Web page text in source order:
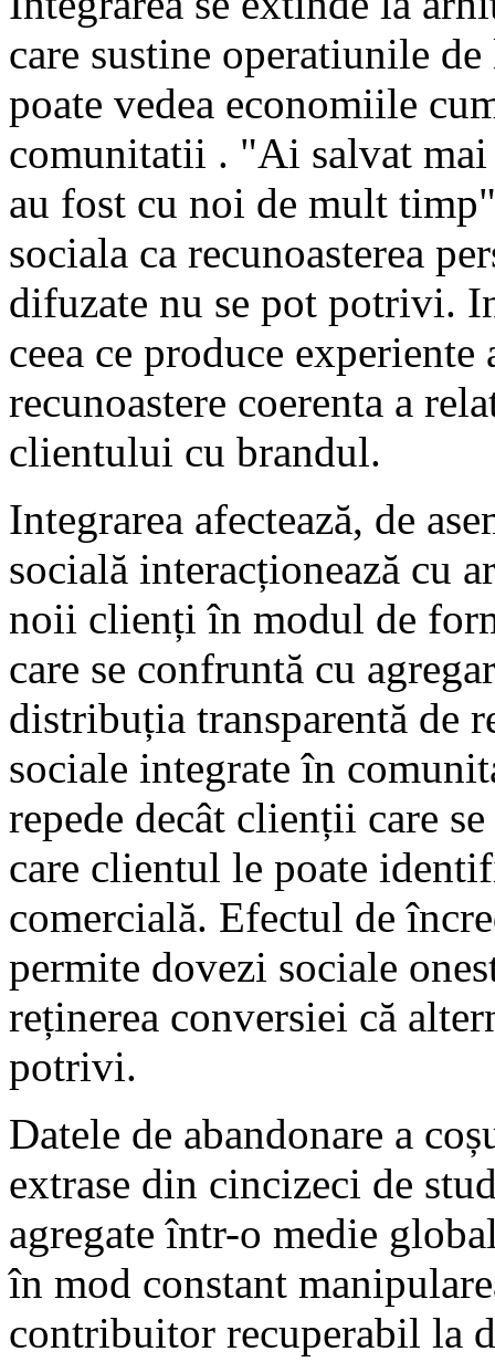
care sustine operatiunile
poate vedea economiile
comunitatii . "Ai salvat
au fost cu noi de mult
sociala ca recunoasterea
difuzate nu se pot potrivi.
ceea ce produce
recunoastere coerenta a
clientului cu brandul.
Integrarea afectează, de
socială interacționează cu
noii clienți în modul de
care se confruntă cu
distribuția transparentă de
sociale integrate în
repede decât clienții care
care clientul le poate
comercială. Efectul de
permite dovezi sociale
reținerea conversiei că
potrivi.
Datele de abandonare a
extrase din cincizeci de
agregate într-o medie
în mod constant
contribuitor recuperabil la